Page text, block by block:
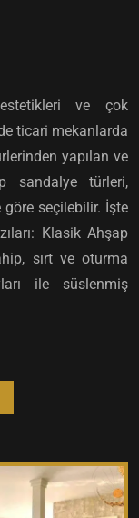
estetikleri ve çok
ticari mekanlarda
yapılan ve
sandalye türleri,
göre seçilebilir. İşte
Klasik Ahşap
sırt ve oturma
ile süslenmiş